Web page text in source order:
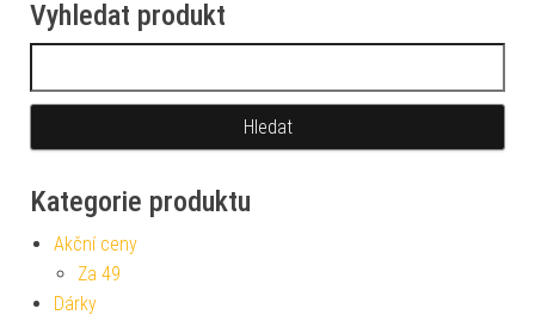
Vyhledat produkt
Kategorie produktu
Akční ceny
Za 49
Dárky